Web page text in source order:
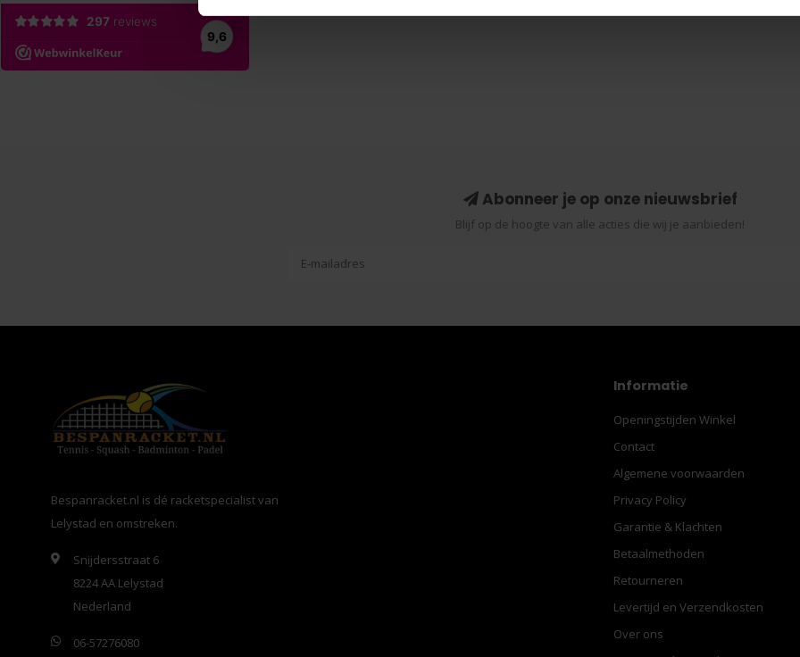
Abonneer je op onze nieuwsbrief
Blijf op de hoogte van alle acties die wij je aanbieden!
Bespanracket.nl is dé racketspecialist van
Lelystad en omstreken.
Snijdersstraat 6
8224 AA Lelystad
Nederland
06-57276080
Informatie
Openingstijden Winkel
Contact
Algemene voorwaarden
Privacy Policy
Garantie & Klachten
Betaalmethoden
Retourneren
Levertijd en Verzendkosten
Over ons